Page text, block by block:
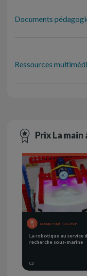
Documents
Ressources
Prix La main
DOSSIER PRIMÉ PRIX LAMAP
La robotique au service
recherche sous-marine
C3